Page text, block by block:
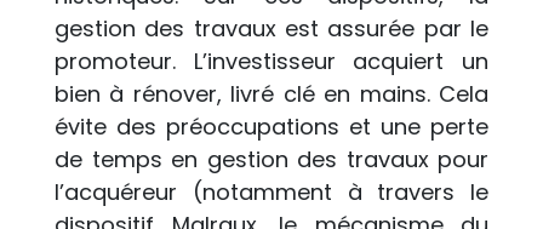
gestion des travaux est assurée par le
promoteur. L’investisseur acquiert un
bien à rénover, livré clé en mains. Cela
évite des préoccupations et une perte
de temps en gestion des travaux pour
l’acquéreur (notamment à travers le